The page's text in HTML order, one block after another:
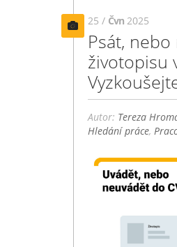
25 / Čvn 2025
Psát,
životopisu
Autor: Tereza
Hledání práce,